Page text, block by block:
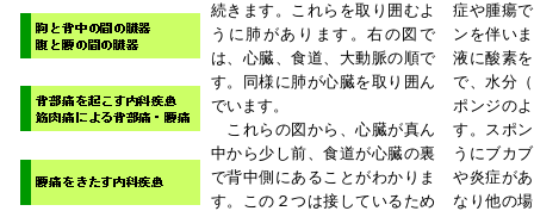
続きます。これらを取り囲むよ
うに肺があります。右の図で
は、心臓、食道、大動脈の順で
す。同様に肺が心臓を取り囲ん
でいます。
これらの図から、心臓が真ん
中から少し前、食道が心臓の裏
で背中側にあることがわかりま
す。この２つは接しているため
症や腫瘍
ンを伴い
液に酸素
で、水分
ポンジの
す。スポ
うにブカ
や炎症が
なり他の